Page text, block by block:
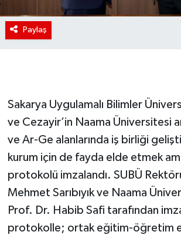
Paylaş
Sakarya Uygulamalı Bilimler
ve Cezayir’in Naama Üniversitesi
ve Ar-Ge alanlarında iş birliği
kurum için de fayda elde etmek
protokolü imzalandı. SUBÜ
Mehmet Sarıbıyık ve Naama
Prof. Dr. Habib Safi tarafından
protokolle; ortak eğitim-öğretim